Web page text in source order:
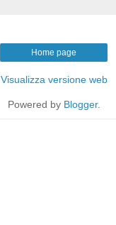
Home page
Visualizza versione web
Powered by Blogger.